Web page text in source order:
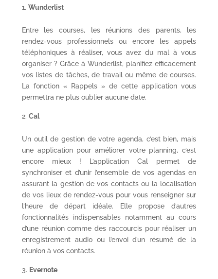
Wunderlist
Entre les courses, les réunions des parents, les
rendez-vous professionnels ou encore les appels
téléphoniques à réaliser, vous avez du mal à vous
organiser ? Grâce à Wunderlist, planifiez efficacement
vos listes de tâches, de travail ou même de courses.
La fonction « Rappels » de cette application vous
permettra ne plus oublier aucune date.
Cal
Un outil de gestion de votre agenda, c’est bien, mais
une application pour améliorer votre planning, c’est
encore mieux ! L’application Cal permet de
synchroniser et d’unir l’ensemble de vos agendas en
assurant la gestion de vos contacts ou la localisation
de vos lieux de rendez-vous pour vous renseigner sur
l’heure de départ idéale. Elle propose d’autres
fonctionnalités indispensables notamment au cours
d’une réunion comme des raccourcis pour réaliser un
enregistrement audio ou l’envoi d’un résumé de la
réunion à vos contacts.
Evernote